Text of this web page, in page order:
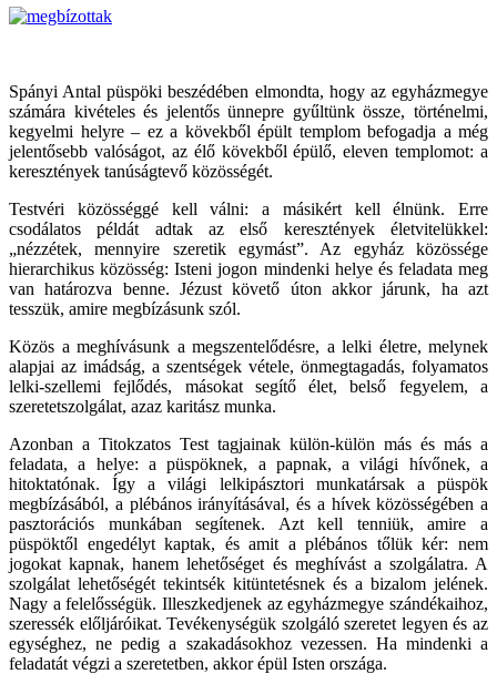
Spányi Antal püspöki beszédében elmondta, hogy az egyházmegye
számára kivételes és jelentős ünnepre gyűltünk össze, történelmi,
kegyelmi helyre – ez a kövekből épült templom befogadja a még
jelentősebb valóságot, az élő kövekből épülő, eleven templomot: a
keresztények tanúságtevő közösségét.
Testvéri közösséggé kell válni: a másikért kell élnünk. Erre
csodálatos példát adtak az első keresztények életvitelükkel:
„nézzétek, mennyire szeretik egymást”. Az egyház közössége
hierarchikus közösség: Isteni jogon mindenki helye és feladata meg
van határozva benne. Jézust követő úton akkor járunk, ha azt
tesszük, amire megbízásunk szól.
Közös a meghívásunk a megszentelődésre, a lelki életre, melynek
alapjai az imádság, a szentségek vétele, önmegtagadás, folyamatos
lelki-szellemi fejlődés, másokat segítő élet, belső fegyelem, a
szeretetszolgálat, azaz karitász munka.
Azonban a Titokzatos Test tagjainak külön-külön más és más a
feladata, a helye: a püspöknek, a papnak, a világi hívőnek, a
hitoktatónak. Így a világi lelkipásztori munkatársak a püspök
megbízásából, a plébános irányításával, és a hívek közösségében a
pasztorációs munkában segítenek. Azt kell tenniük, amire a
püspöktől engedélyt kaptak, és amit a plébános tőlük kér: nem
jogokat kapnak, hanem lehetőséget és meghívást a szolgálatra. A
szolgálat lehetőségét tekintsék kitüntetésnek és a bizalom jelének.
Nagy a felelősségük. Illeszkedjenek az egyházmegye szándékaihoz,
szeressék előljáróikat. Tevékenységük szolgáló szeretet legyen és az
egységhez, ne pedig a szakadásokhoz vezessen. Ha mindenki a
feladatát végzi a szeretetben, akkor épül Isten országa.